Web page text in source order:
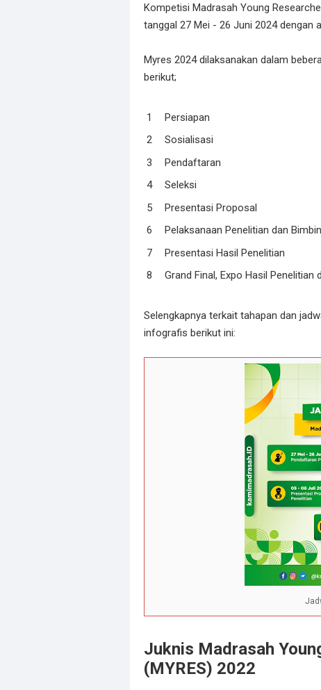
Kompetisi Madrasah Young
tanggal 27 Mei - 26 Juni 2024 dengan
Myres 2024 dilaksanakan dalam
berikut;
Persiapan
Sosialisasi
Pendaftaran
Seleksi
Presentasi Proposal
Pelaksanaan Penelitian dan
Presentasi Hasil Penelitian
Grand Final, Expo Hasil Penelitian
Selengkapnya terkait tahapan dan
infografis berikut ini:
Juknis Madrasah
(MYRES) 2022